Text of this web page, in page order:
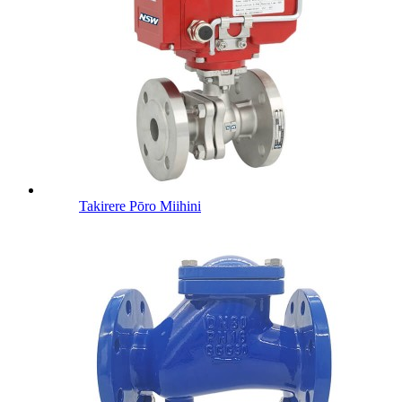
Takirere Pōro Miihini